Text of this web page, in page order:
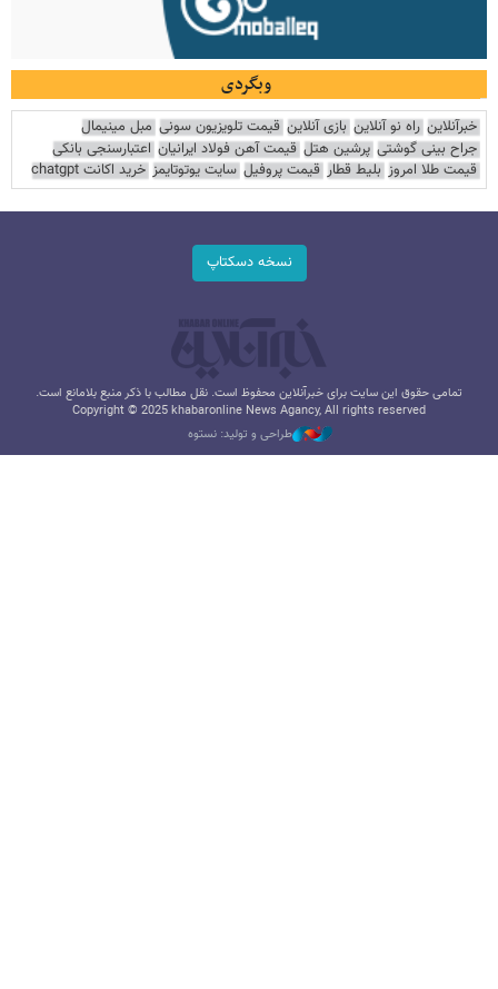
وبگردی
خبرآنلاین راه نو آنلاین بازی آنلاین قیمت تلویزیون سونی مبل مینیمال
جراح بینی گوشتی پرشین هتل قیمت آهن فولاد ایرانیان اعتبارسنجی بانکی
قیمت طلا امروز بلیط قطار قیمت پروفیل سایت یوتوتایمز خرید اکانت chatgpt
نسخه دسکتاپ
تمامی حقوق این سایت برای خبرآنلاین محفوظ است. نقل مطالب با ذکر منبع بلامانع است.
Copyright © 2025 khabaronline News Agancy, All rights reserved
طراحی و تولید: نستوه